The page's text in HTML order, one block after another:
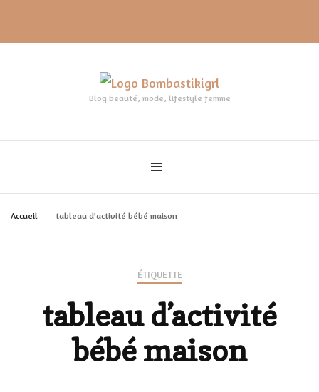
Blog beauté, mode, lifestyle femme
Accueil tableau d’activité bébé maison
ÉTIQUETTE
tableau d’activité
bébé maison